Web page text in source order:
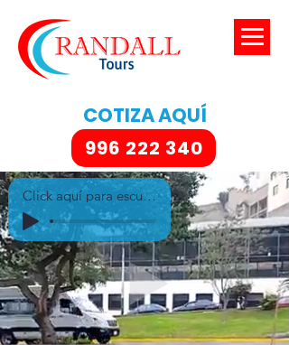
COTIZA AQUÍ
996 222 340
Click aquí para escuchar - Randall